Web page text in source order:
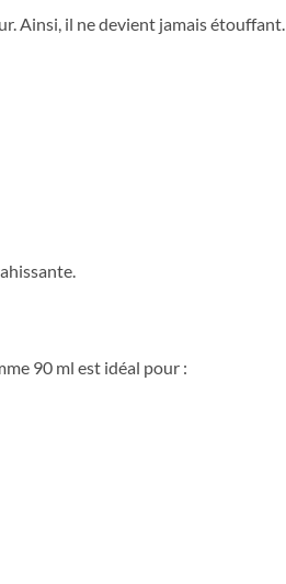
Ainsi, il ne devient jamais étouffant.
90 ml est idéal pour :